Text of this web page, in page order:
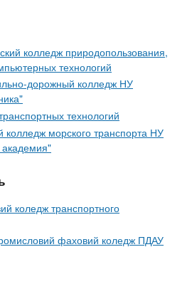
колледж природопользования,
технологий
дорожный колледж НУ
технологий
морского транспорта НУ
коледж транспортного
фаховий коледж ПДАУ